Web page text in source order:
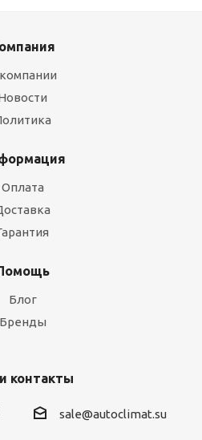
Оплата
Блог
Бренды
контакты
sale@autoclimat.su